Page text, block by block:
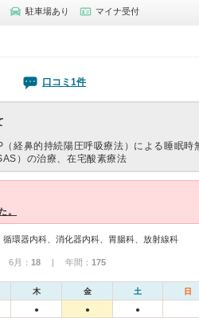
駐車場あり マイナ受付
口コミ1件
（経鼻的持続陽圧呼吸療法）による睡眠時
）の治療、在宅酸素療法
。
循環器内科、消化器内科、胃腸科、放射線科
月： 18 | 年間： 175
木 金 土 日
● ● ●